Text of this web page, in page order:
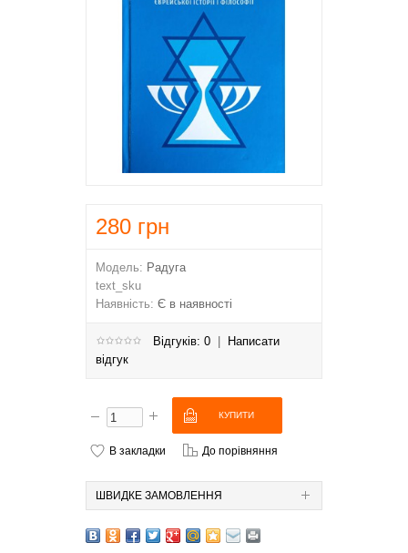
280 грн
Модель: Радуга
text_sku
Наявність: Є в наявності
Відгуків: 0
Написати
відгук
В закладки До порівняння
ШВИДКЕ ЗАМОВЛЕННЯ